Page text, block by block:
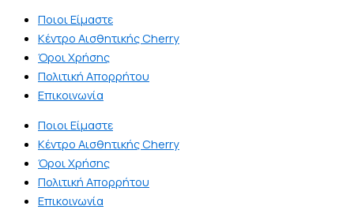
Ποιοι Είμαστε
Κέντρο Αισθητικής Cherry
Όροι Χρήσης
Πολιτική Απορρήτου
Επικοινωνία
Ποιοι Είμαστε
Κέντρο Αισθητικής Cherry
Όροι Χρήσης
Πολιτική Απορρήτου
Επικοινωνία